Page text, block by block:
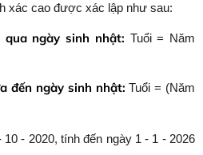
xác cao được xác lập như sau:
ngày sinh nhật: Tuổi = Năm
đến ngày sinh nhật: Tuổi = (Năm
- 2020, tính đến ngày 1 - 1 - 2026